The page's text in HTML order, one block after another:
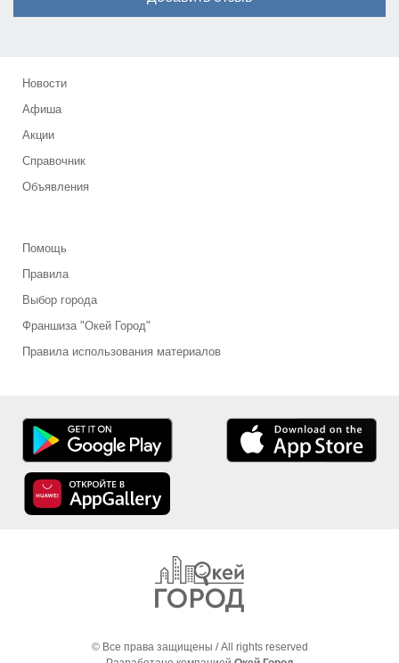
Новости
Афиша
Акции
Справочник
Объявления
Помощь
Правила
Выбор города
Франшиза "Окей Город"
Правила использования материалов
© Все права защищены / All rights reserved